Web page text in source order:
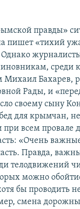
правды»
пишет «тихий
Однако
среди
Михаил Бахарев,
Рады, и
своему сыну
для крымчан,
при всем провале
«Очень
Правда,
телодвижений
можно
бы проводить
смена